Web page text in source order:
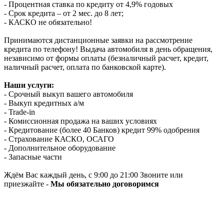
- Процентная ставка по кредиту от 4,9% годовых
- Срок кредита – от 2 мес. до 8 лет;
- КАСКО не обязательно!
Принимаются дистанционные заявки на рассмотрение
кредита по телефону! Выдача автомобиля в день обращения,
независимо от формы оплаты (безналичный расчет, кредит,
наличный расчет, оплата по банковской карте).
Наши услуги:
- Срочный выкуп вашего автомобиля
- Выкуп кредитных а/м
- Trade-in
- Комиссионная продажа на ваших условиях
- Кредитование (более 40 Банков) кредит 99% одобрения
- Страхование КАСКО, ОСАГО
- Дополнительное оборудование
- Запасные части
Ждём Вас каждый день, с 9:00 до 21:00 Звоните или
приезжайте - Мы обязательно договоримся